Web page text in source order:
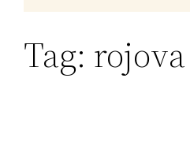
Tag: rojova